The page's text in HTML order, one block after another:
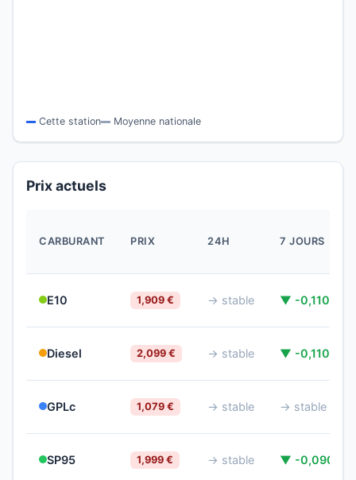
Cette station Moyenne nationale
Prix actuels
CARBURANT PRIX 24H 7 JOURS
E10 1,909 € → stable ▼ -0,110 €
Diesel 2,099 € → stable ▼ -0,110 €
GPLc 1,079 € → stable → stable
SP95 1,999 € → stable ▼ -0,090 €